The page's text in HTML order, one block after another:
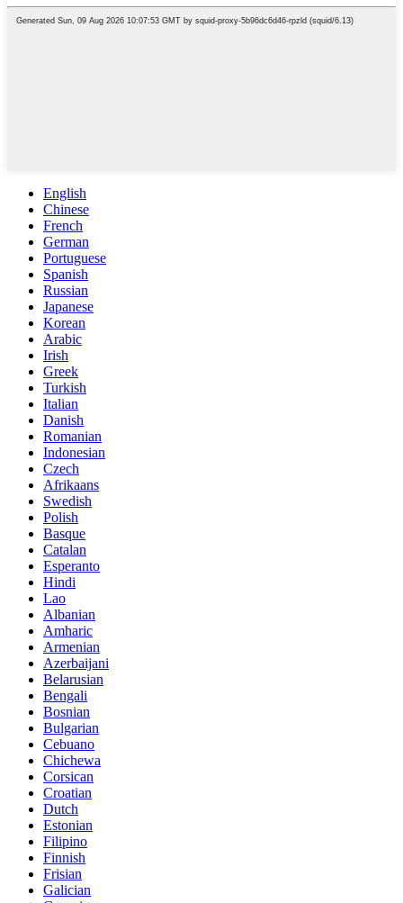
English
Chinese
French
German
Portuguese
Spanish
Russian
Japanese
Korean
Arabic
Irish
Greek
Turkish
Italian
Danish
Romanian
Indonesian
Czech
Afrikaans
Swedish
Polish
Basque
Catalan
Esperanto
Hindi
Lao
Albanian
Amharic
Armenian
Azerbaijani
Belarusian
Bengali
Bosnian
Bulgarian
Cebuano
Chichewa
Corsican
Croatian
Dutch
Estonian
Filipino
Finnish
Frisian
Galician